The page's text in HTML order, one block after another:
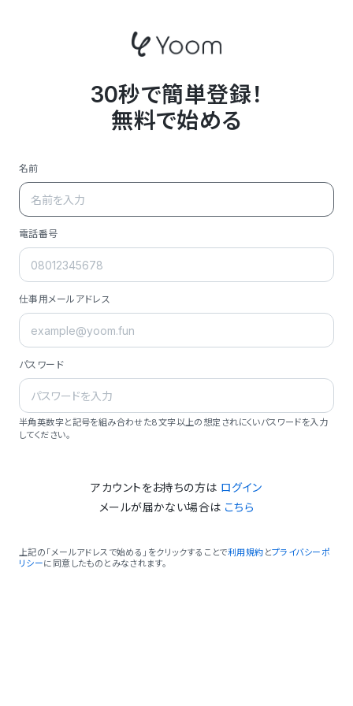
30秒で簡単登録！
無料で始める
名前
電話番号
仕事用メールアドレス
パスワード
半角英数字と記号を組み合わせた8文字以上の想定されにくいパスワードを入力
してください。
アカウントをお持ちの方は ログイン
メールが届かない場合は こちら
上記の「メールアドレスで始める」をクリックすることで利用規約 とプライバシーポ
リシーに同意したものとみなされます。